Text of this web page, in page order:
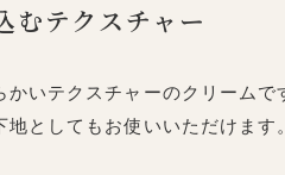
むテクスチャー
いテクスチャーのクリームで
地としてもお使いいただけます